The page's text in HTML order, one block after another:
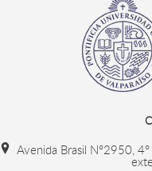
Avenida Brasil N°2950, 4°